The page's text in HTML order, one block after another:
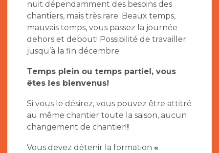
nuit dépendamment des besoins des
chantiers, mais très rare. Beaux temps,
mauvais temps, vous passez la journée
dehors et debout! Possibilité de travailler
jusqu’à la fin décembre.
Temps plein ou temps partiel, vous
êtes les bienvenus!
Si vous le désirez, vous pouvez être attitré
au même chantier toute la saison, aucun
changement de chantier!!!
Vous devez détenir la formation «